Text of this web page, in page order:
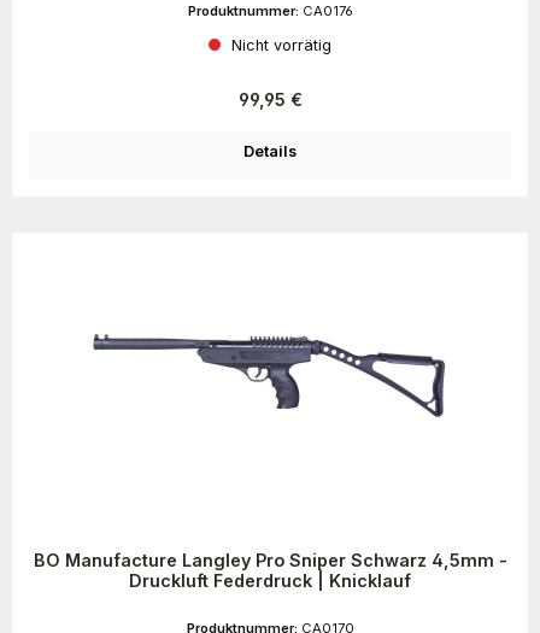
Produktnummer: CA0176
Nicht vorrätig
Regulärer Preis:
99,95 €
Details
BO Manufacture Langley Pro Sniper Schwarz 4,5mm -
Druckluft Federdruck | Knicklauf
Produktnummer: CA0170